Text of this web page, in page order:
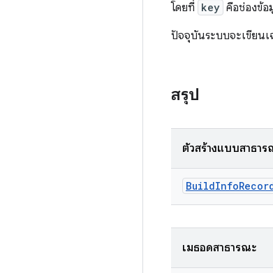
โดยที่ key คือช่องข้อ
ปัจจุบันระบบจะเขียน
สรุป
ตัวสร้างแบบสาธาร
BuildInfo
เมธอดสาธารณะ